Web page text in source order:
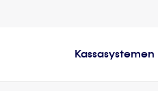
Kassasystemen